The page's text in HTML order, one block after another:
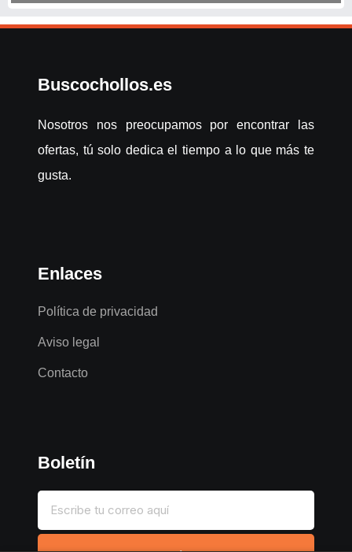
Buscochollos.es
Nosotros nos preocupamos por encontrar las
ofertas, tú solo dedica el tiempo a lo que más te
gusta.
Enlaces
Política de privacidad
Aviso legal
Contacto
Boletín